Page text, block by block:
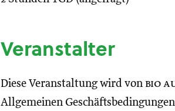
Veranstalter
Diese Veranstaltung wird von bio
Allgemeinen Geschäftsbedingungen